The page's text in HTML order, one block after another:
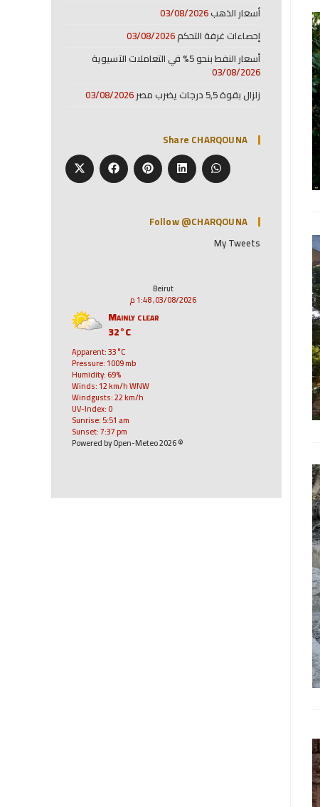
أسعار الذهب03/08/2026
إحصاءات غرفة التحكم03/08/2026
أسعار النفط بنحو 5% في التعاملات الآسيوية
03/08/2026
زلزال بقوة 5,5 درجات يضرب مصر
03/08/2026
Share CHARQOUNA
Follow @CHARQOUNA
My Tweets
Beirut
03/08/2026, 1:48 م
Mainly clear
32°C
Apparent: 33°C
Pressure: 1009 mb
Humidity: 69%
Winds: 12 km/h WNW
Windgusts: 22 km/h
UV-Index: 0
Sunrise: 5:51 am
Sunset: 7:37 pm
© 2026 Powered by Open-Meteo